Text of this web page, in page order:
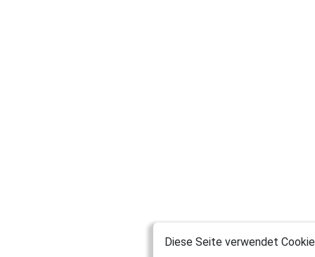
Diese Seite verwendet